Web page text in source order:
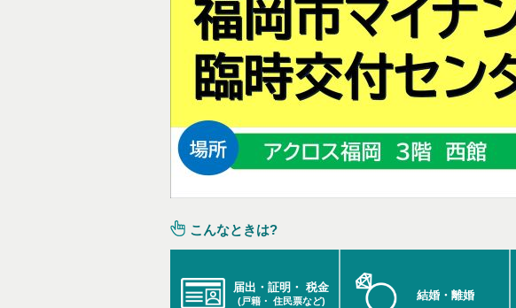
こんなときは?
届出・証明・ 税金
(戸籍・ 住民票など) 結婚・離婚